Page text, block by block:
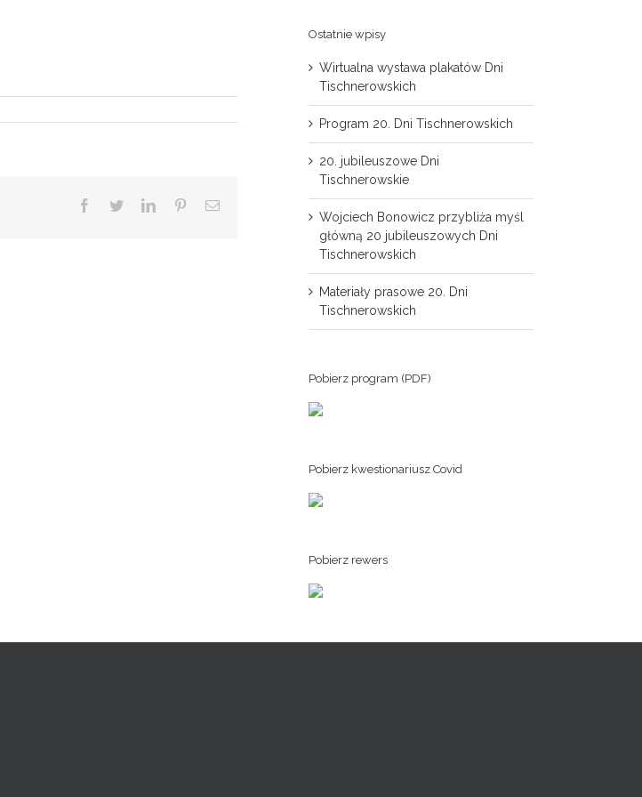
Facebook
TwitterLinkedInPinterestEmail
Ostatnie wpisy
Wirtualna wystawa plakatów Dni
Tischnerowskich
Program 20. Dni Tischnerowskich
20. jubileuszowe Dni
Tischnerowskie
Wojciech Bonowicz przybliża myśl
główną 20 jubileuszowych Dni
Tischnerowskich
Materiały prasowe 20. Dni
Tischnerowskich
Pobierz program (PDF)
Pobierz kwestionariusz Covid
Pobierz rewers